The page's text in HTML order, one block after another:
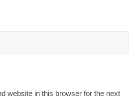
website in this browser for the next